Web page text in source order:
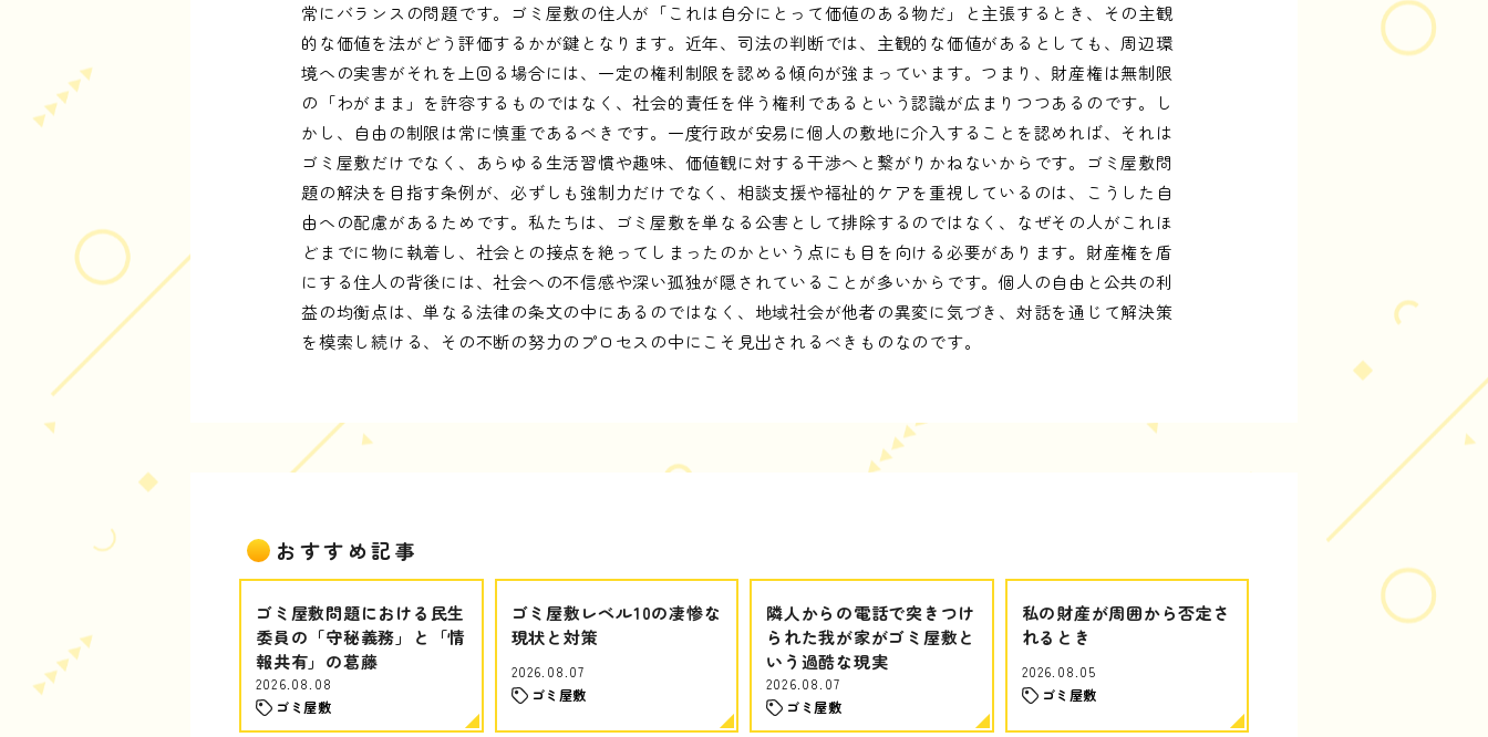
常にバランスの問題です。ゴミ屋敷の住人が「これは自分にとって価値のある物だ」と主張するとき、その主観
的な価値を法がどう評価するかが鍵となります。近年、司法の判断では、主観的な価値があるとしても、周辺環
境への実害がそれを上回る場合には、一定の権利制限を認める傾向が強まっています。つまり、財産権は無制限
の「わがまま」を許容するものではなく、社会的責任を伴う権利であるという認識が広まりつつあるのです。し
かし、自由の制限は常に慎重であるべきです。一度行政が安易に個人の敷地に介入することを認めれば、それは
ゴミ屋敷だけでなく、あらゆる生活習慣や趣味、価値観に対する干渉へと繋がりかねないからです。ゴミ屋敷問
題の解決を目指す条例が、必ずしも強制力だけでなく、相談支援や福祉的ケアを重視しているのは、こうした自
由への配慮があるためです。私たちは、ゴミ屋敷を単なる公害として排除するのではなく、なぜその人がこれほ
どまでに物に執着し、社会との接点を絶ってしまったのかという点にも目を向ける必要があります。財産権を盾
にする住人の背後には、社会への不信感や深い孤独が隠されていることが多いからです。個人の自由と公共の利
益の均衡点は、単なる法律の条文の中にあるのではなく、地域社会が他者の異変に気づき、対話を通じて解決策
を模索し続ける、その不断の努力のプロセスの中にこそ見出されるべきものなのです。
おすすめ記事
ゴミ屋敷問題における民生
委員の「守秘義務」と「情
報共有」の葛藤
2026.08.08
ゴミ屋敷
ゴミ屋敷レベル10の凄惨な
現状と対策
2026.08.07
ゴミ屋敷
隣人からの電話で突きつけ
られた我が家がゴミ屋敷と
いう過酷な現実
2026.08.07
ゴミ屋敷
私の財産が周囲から否定さ
れるとき
2026.08.05
ゴミ屋敷